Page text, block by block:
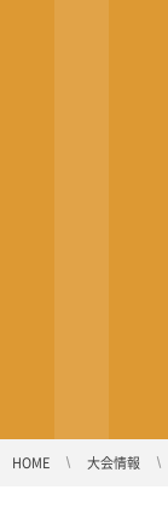
HOME 大会情報